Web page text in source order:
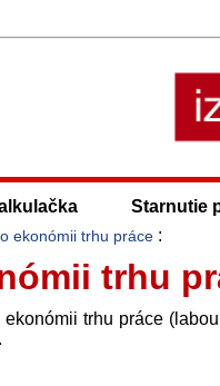
Starnutie
ekonómii trhu práce :
trhu
trhu práce